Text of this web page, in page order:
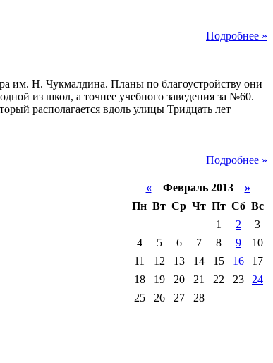
Подробнее »
им. Н. Чукмалдина. Планы по благоустройству они
из школ, а точнее учебного заведения за №60.
располагается вдоль улицы Тридцать лет
Подробнее »
«Февраль 2013 »
Пн Вт Ср Чт Пт Сб Вс
1
2
3
4
5 6 7 8 9
10
11
12 13 14 15 16
17
18
19 20 21 22 23
24
25
26 27
28